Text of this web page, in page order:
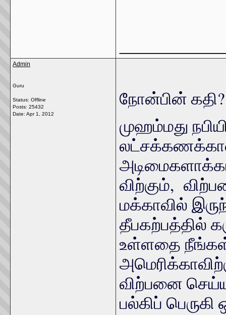
Admin
Guru
Status: Offline
Posts: 25432
Date: Apr 1, 2012
நோன்பின்
முஹம்மது
விற்கும்,
மக்காவில்
தீபகற்பத்தில்
உள்ளதை
விற்பனை
பல்கிப் பெருகி